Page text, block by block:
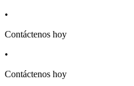
•
Contáctenos hoy
•
Contáctenos hoy